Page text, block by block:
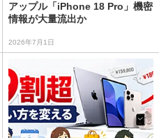
アップル「iPhone 18 Pro」機密
情報が大量流出か
2026年7月1日